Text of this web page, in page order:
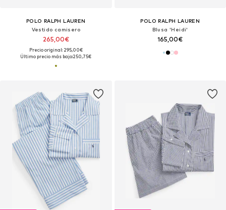
POLO RALPH LAUREN
Vestido camisero
265,00€
Precio original: 295,00€
Último precio más bajo:250,75€
POLO RALPH LAUREN
Blusa 'Heidi'
165,00€